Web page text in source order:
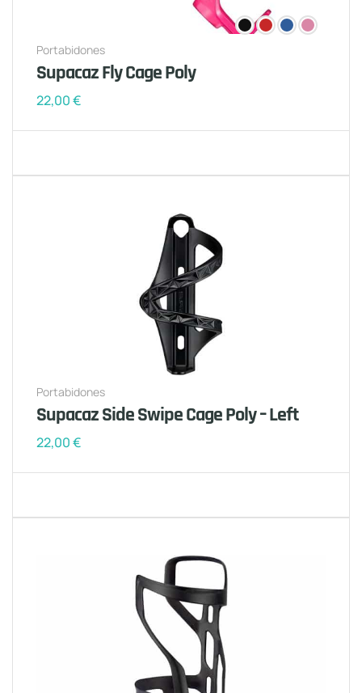
Portabidones
Supacaz Fly Cage Poly
22,00€
Portabidones
Supacaz Side Swipe Cage Poly – Left
22,00€